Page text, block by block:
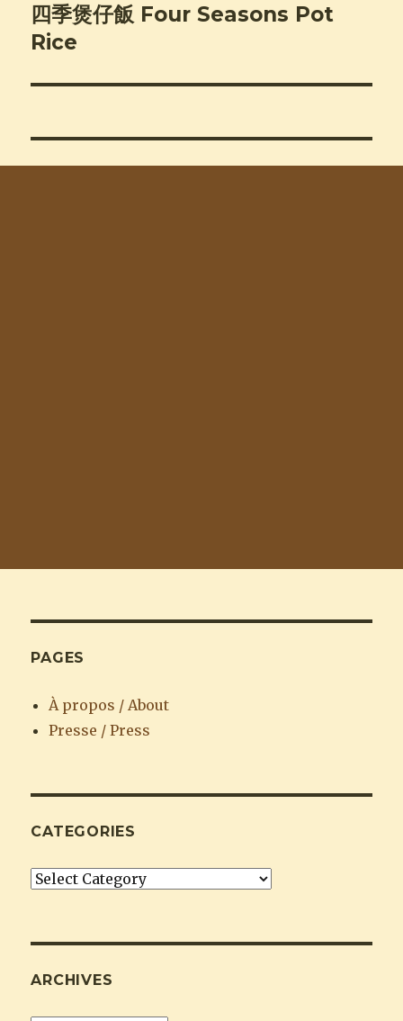
Next
post:
四季煲仔飯 Four Seasons Pot
Rice
PAGES
À propos / About
Presse / Press
CATEGORIES
Categories
ARCHIVES